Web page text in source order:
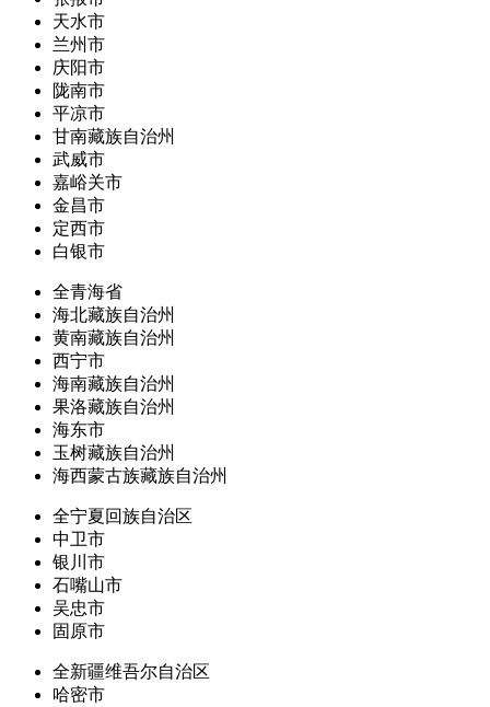
天水市
兰州市
庆阳市
陇南市
平凉市
甘南藏族自治州
武威市
嘉峪关市
金昌市
定西市
白银市
全青海省
海北藏族自治州
黄南藏族自治州
西宁市
海南藏族自治州
果洛藏族自治州
海东市
玉树藏族自治州
海西蒙古族藏族自治州
全宁夏回族自治区
中卫市
银川市
石嘴山市
吴忠市
固原市
全新疆维吾尔自治区
哈密市